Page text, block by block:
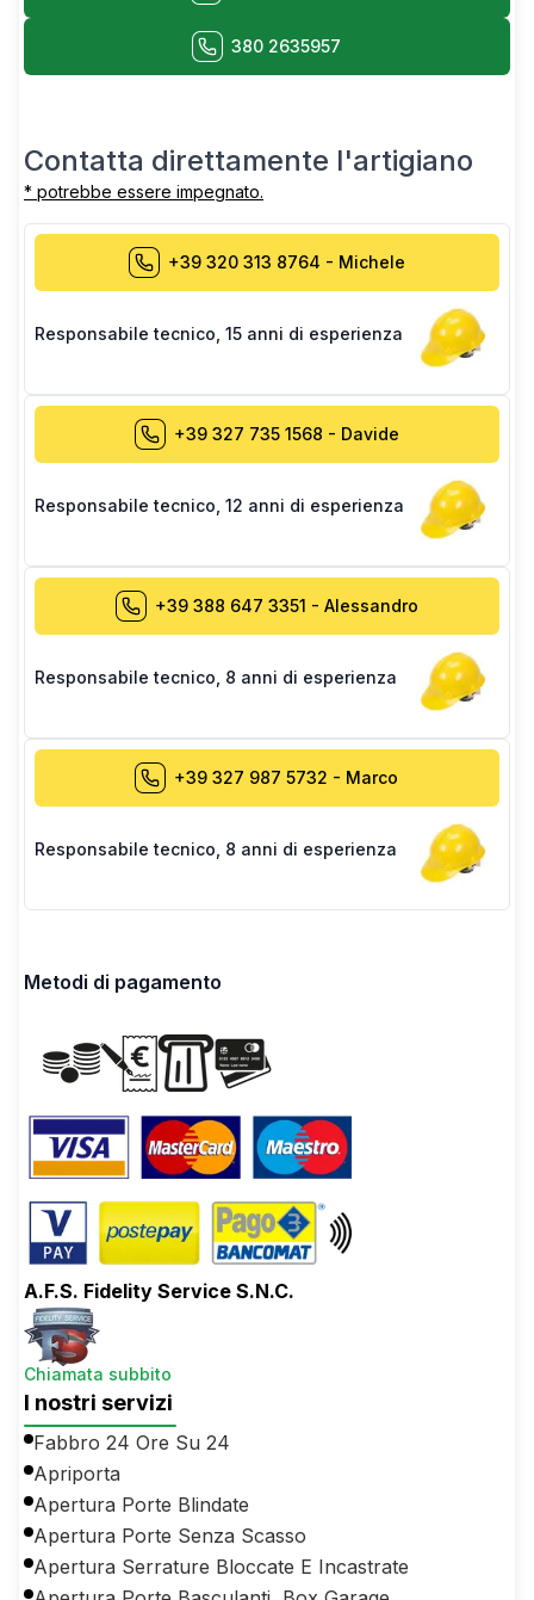
380 2635957
Contatta direttamente l'artigiano
* potrebbe essere impegnato.
+39 320 313 8764 - Michele
Responsabile tecnico 15 anni di esperienza
+39 327 735 1568 - Davide
Responsabile tecnico 12 anni di esperienza
+39 388 647 3351 - Alessandro
Responsabile tecnico 8 anni di esperienza
+39 327 987 5732 - Marco
Responsabile tecnico 8 anni di esperienza
Metodi di pagamento
A.F.S. Fidelity Service S.N.C.
Chiamata subbito
I nostri servizi
Fabbro 24 Ore Su 24
Apriporta
Apertura Porte Blindate
Apertura Porte Senza Scasso
Apertura Serrature Bloccate E Incastrate